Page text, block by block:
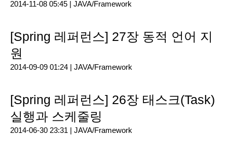
2014-11-08 05:45 | JAVA/Framework
[Spring 레퍼런스] 27장 동적 언어 지
원
2014-09-09 01:24 | JAVA/Framework
[Spring 레퍼런스] 26장 태스크(Task)
실행과 스케줄링
2014-06-30 23:31 | JAVA/Framework